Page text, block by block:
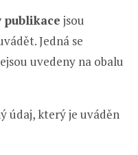
publikace jsou
Jedná se
uvedeny na obalu
údaj, který je uváděn